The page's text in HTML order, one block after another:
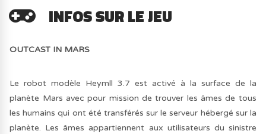
INFOS SUR LE JEU
OUTCAST IN MARS
Le robot modèle Heymll 3.7 est activé à la surface de la
planète Mars avec pour mission de trouver les âmes de tous
les humains qui ont été transférés sur le serveur hébergé sur la
planète. Les âmes appartiennent aux utilisateurs du sinistre